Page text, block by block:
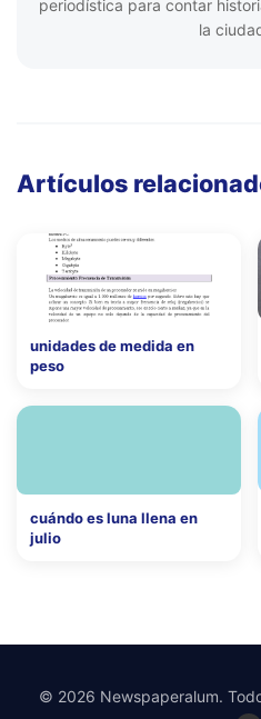
periodística para contar
la
Artículos
unidades de medida en
peso
cuándo es luna llena en
julio
© 2026 Newspaperalum.